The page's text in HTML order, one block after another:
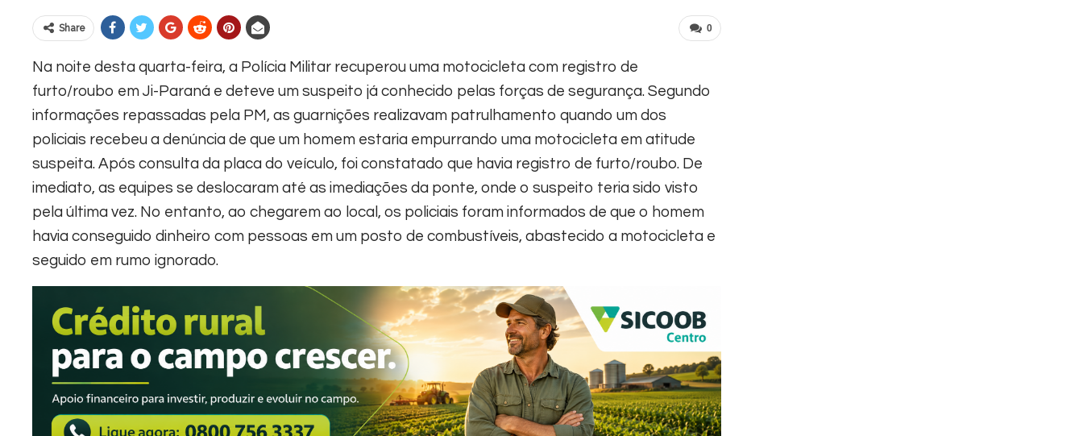
0
Share
Na noite desta quarta-feira, a Polícia Militar recuperou uma motocicleta com registro de
furto/roubo em Ji-Paraná e deteve um suspeito já conhecido pelas forças de segurança. Segundo
informações repassadas pela PM, as guarnições realizavam patrulhamento quando um dos
policiais recebeu a denúncia de que um homem estaria empurrando uma motocicleta em atitude
suspeita. Após consulta da placa do veículo, foi constatado que havia registro de furto/roubo. De
imediato, as equipes se deslocaram até as imediações da ponte, onde o suspeito teria sido visto
pela última vez. No entanto, ao chegarem ao local, os policiais foram informados de que o homem
havia conseguido dinheiro com pessoas em um posto de combustíveis, abastecido a motocicleta e
seguido em rumo ignorado.